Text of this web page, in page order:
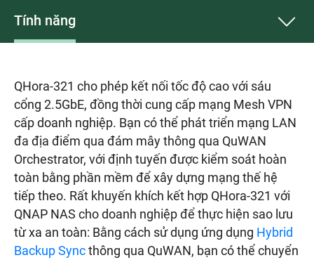
Tính năng
QHora-321 cho phép kết nối tốc độ cao với sáu
cổng 2.5GbE, đồng thời cung cấp mạng Mesh VPN
cấp doanh nghiệp. Bạn có thể phát triển mạng LAN
đa địa điểm qua đám mây thông qua QuWAN
Orchestrator, với định tuyến được kiểm soát hoàn
toàn bằng phần mềm để xây dựng mạng thế hệ
tiếp theo. Rất khuyến khích kết hợp QHora-321 với
QNAP NAS cho doanh nghiệp để thực hiện sao lưu
từ xa an toàn: Bằng cách sử dụng ứng dụng Hybrid
Backup Sync thông qua QuWAN, bạn có thể chuyển